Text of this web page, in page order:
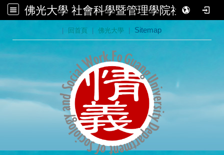
佛光大學 社會科學暨管理學院社會學系
| 回首頁 | 佛光大學 | Sitemap